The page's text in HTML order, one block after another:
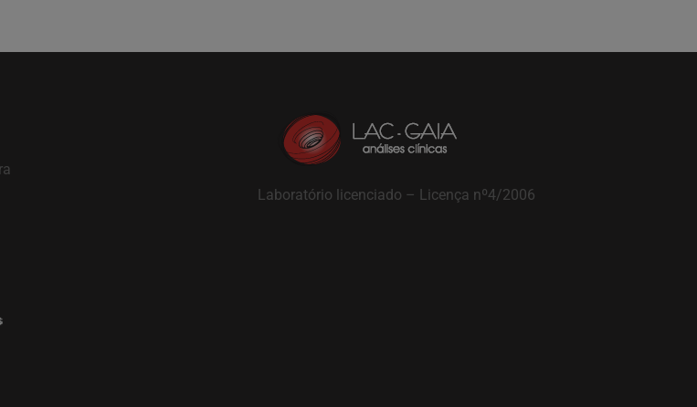
Laboratório licenciado – Licença nº4/2006